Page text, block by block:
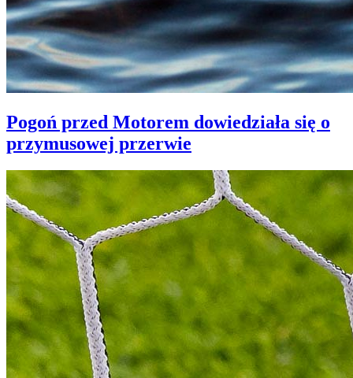
Pogoń przed Motorem dowiedziała się o
przymusowej przerwie